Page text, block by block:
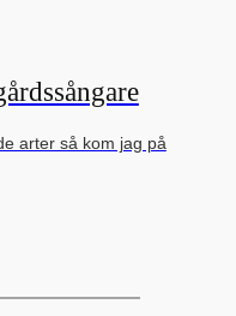
arter så kom jag på